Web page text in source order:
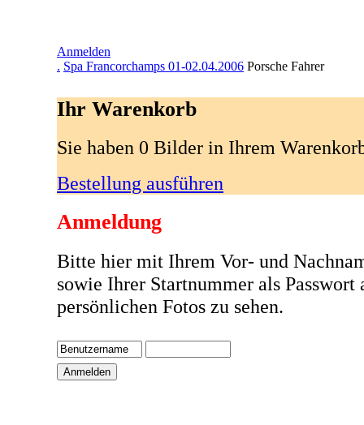
Anmelden
. Spa Francorchamps 01-02.04.2006 Porsche Fahrer
Ihr Warenkorb
Sie haben 0 Bilder in Ihrem
Bestellung ausführen
Anmeldung
Bitte hier mit Ihrem Vor- und
sowie Ihrer Startnummer als Passwort
persönlichen Fotos zu sehen.